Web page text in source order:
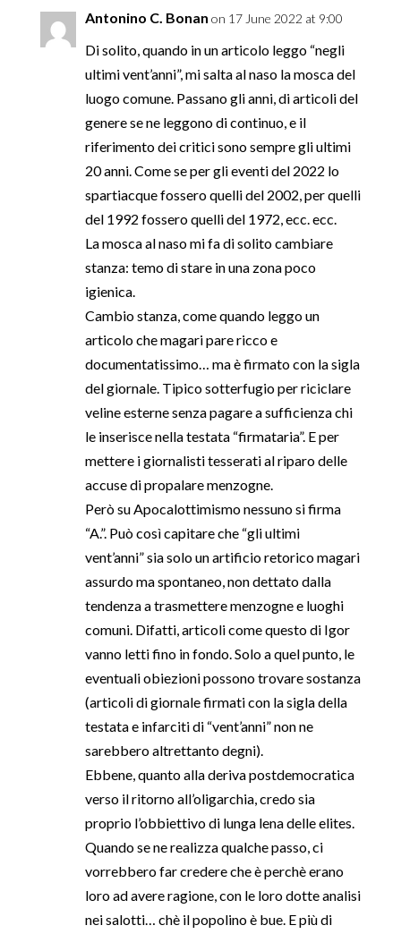
Antonino C. Bonan on 17 June 2022 at 9:00
Di solito, quando in un articolo leggo “negli
ultimi vent’anni”, mi salta al naso la mosca del
luogo comune. Passano gli anni, di articoli del
genere se ne leggono di continuo, e il
riferimento dei critici sono sempre gli ultimi
20 anni. Come se per gli eventi del 2022 lo
spartiacque fossero quelli del 2002, per quelli
del 1992 fossero quelli del 1972, ecc. ecc.
La mosca al naso mi fa di solito cambiare
stanza: temo di stare in una zona poco
igienica.
Cambio stanza, come quando leggo un
articolo che magari pare ricco e
documentatissimo… ma è firmato con la sigla
del giornale. Tipico sotterfugio per riciclare
veline esterne senza pagare a sufficienza chi
le inserisce nella testata “firmataria”. E per
mettere i giornalisti tesserati al riparo delle
accuse di propalare menzogne.
Però su Apocalottimismo nessuno si firma
“A.”. Può così capitare che “gli ultimi
vent’anni” sia solo un artificio retorico magari
assurdo ma spontaneo, non dettato dalla
tendenza a trasmettere menzogne e luoghi
comuni. Difatti, articoli come questo di Igor
vanno letti fino in fondo. Solo a quel punto, le
eventuali obiezioni possono trovare sostanza
(articoli di giornale firmati con la sigla della
testata e infarciti di “vent’anni” non ne
sarebbero altrettanto degni).
Ebbene, quanto alla deriva postdemocratica
verso il ritorno all’oligarchia, credo sia
proprio l’obbiettivo di lunga lena delle elites.
Quando se ne realizza qualche passo, ci
vorrebbero far credere che è perchè erano
loro ad avere ragione, con le loro dotte analisi
nei salotti… chè il popolino è bue. E più di